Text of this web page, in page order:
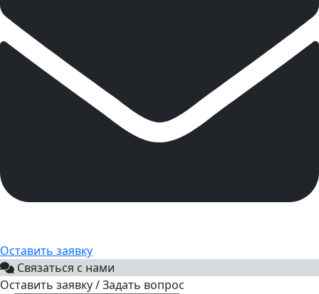
Оставить заявку
Связаться с нами
Оставить заявку / Задать вопрос